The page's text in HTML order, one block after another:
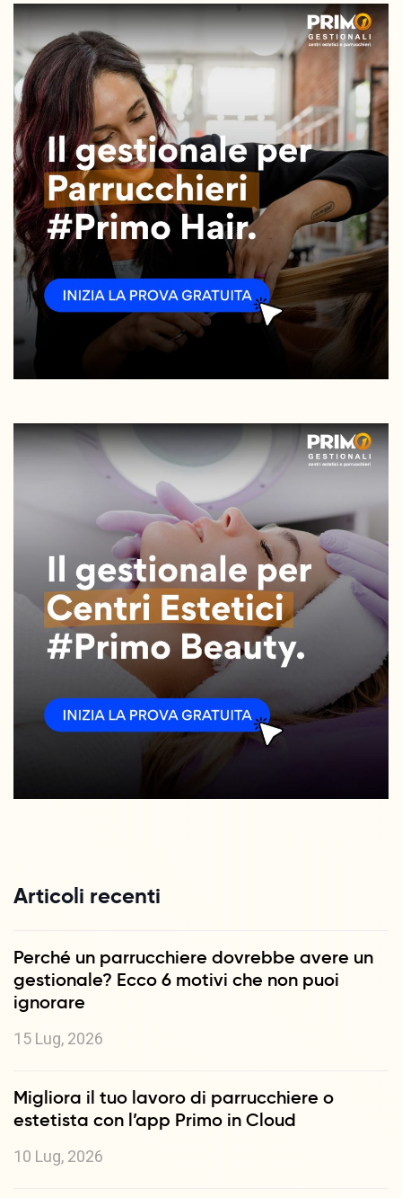
Articoli recenti
Perché un parrucchiere dovrebbe avere un
gestionale? Ecco 6 motivi che non puoi
ignorare
15 Lug, 2026
Migliora il tuo lavoro di parrucchiere o
estetista con l’app Primo in Cloud
10 Lug, 2026